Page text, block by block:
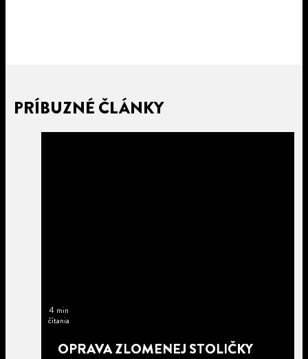
PRÍBUZNÉ ČLÁNKY
4 min
čítania
OPRAVA ZLOMENEJ STOLIČKY